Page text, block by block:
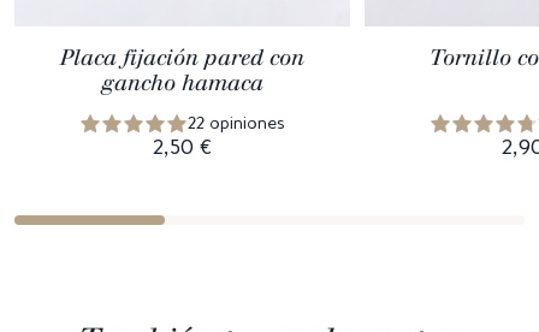
Placa fijación pared con
gancho hamaca
22 opiniones
2,50 €
Tornillo